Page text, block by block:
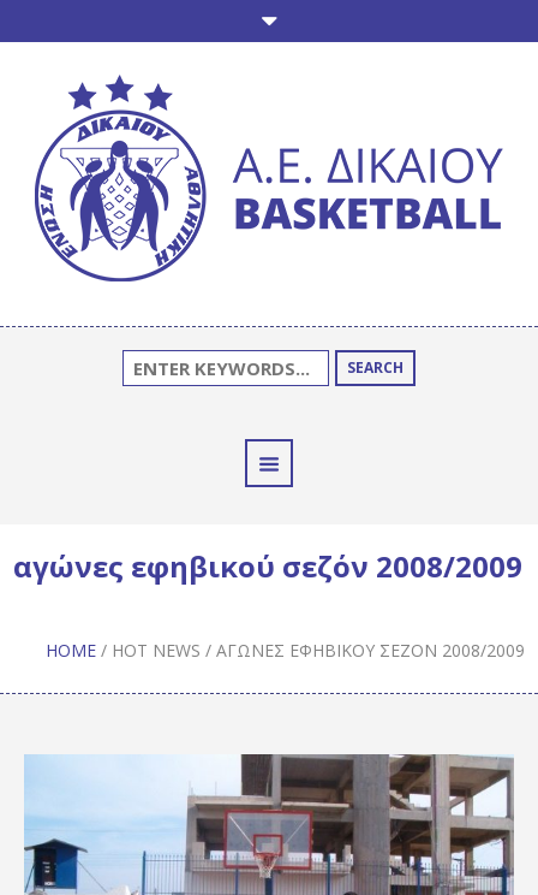
SEARCH
αγώνες εφηβικού σεζόν 2008/2009
HOME / HOT NEWS / ΑΓΏΝΕΣ ΕΦΗΒΙΚΟΎ ΣΕΖΌΝ 2008/2009